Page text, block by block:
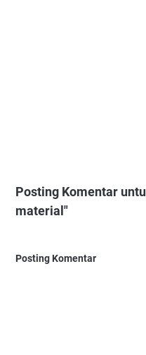
Posting Komentar
material"
Posting Komentar